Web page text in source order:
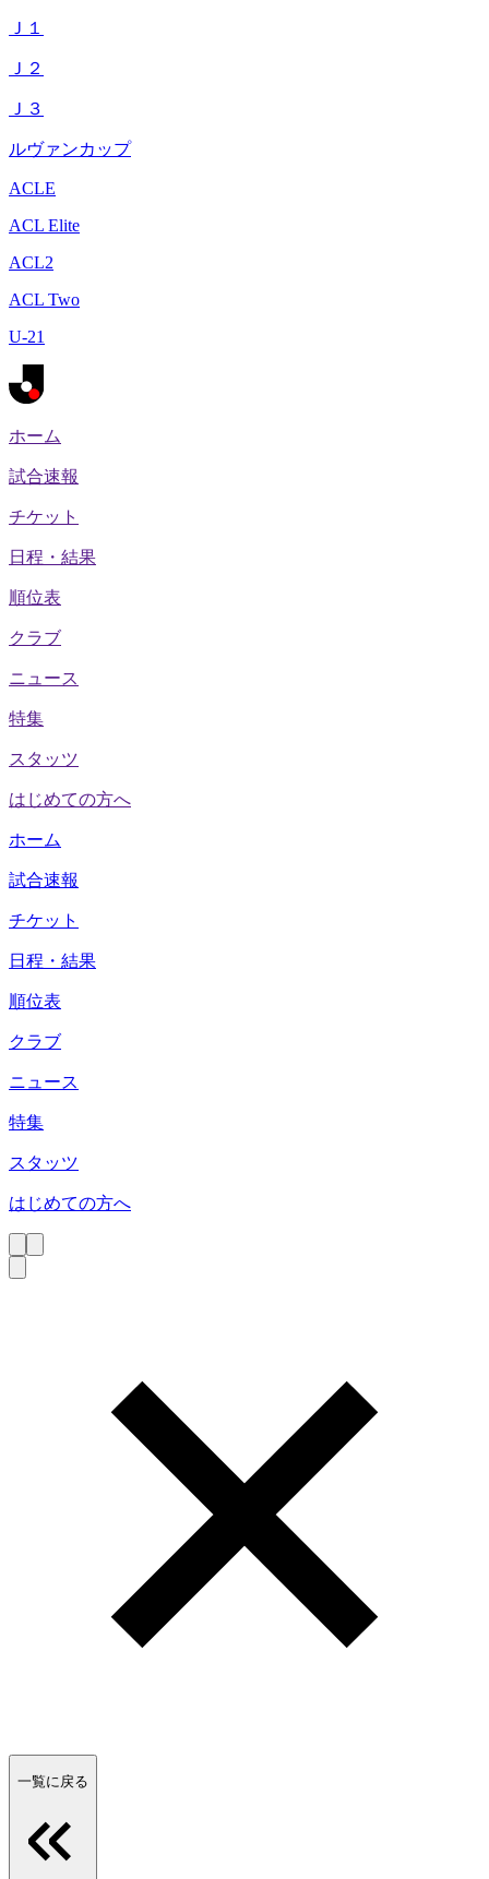
Ｊ１
Ｊ２
Ｊ３
ルヴァンカップ
ACLE
ACL Elite
ACL2
ACL Two
U-21
ホーム
試合速報
チケット
日程・結果
順位表
クラブ
ニュース
特集
スタッツ
はじめての方へ
ホーム
試合速報
チケット
日程・結果
順位表
クラブ
ニュース
特集
スタッツ
はじめての方へ
一覧に戻る